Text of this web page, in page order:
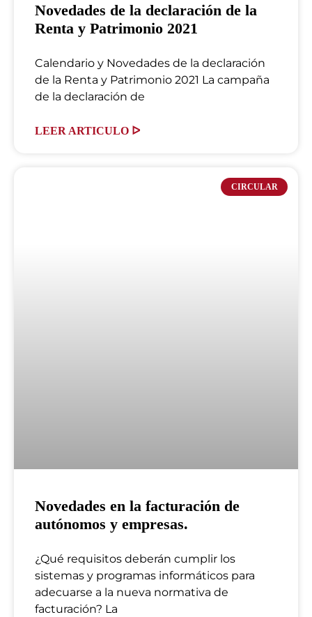
Novedades de la declaración de la
Renta y Patrimonio 2021
Calendario y Novedades de la declaración
de la Renta y Patrimonio 2021 La campaña
de la declaración de
LEER ARTICULO ᐅ
CIRCULAR
Novedades en la facturación de
autónomos y empresas.
¿Qué requisitos deberán cumplir los
sistemas y programas informáticos para
adecuarse a la nueva normativa de
facturación? La